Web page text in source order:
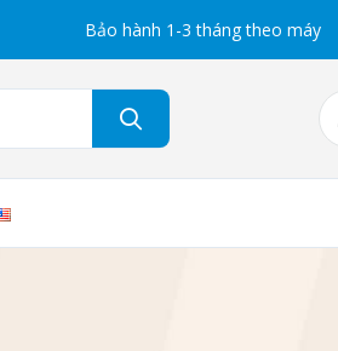
Bảo hành 1-3 tháng theo máy